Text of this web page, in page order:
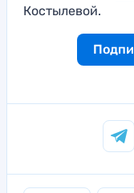
Костылевой.